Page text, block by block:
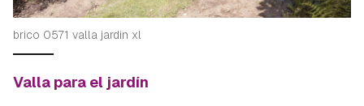
brico 0571 valla jardin xl
Valla para el jardín